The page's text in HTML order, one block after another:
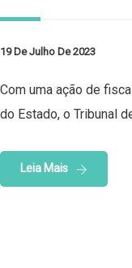
19 De Julho De 2023
Com uma ação de
do Estado, o Tribunal
Leia Mais